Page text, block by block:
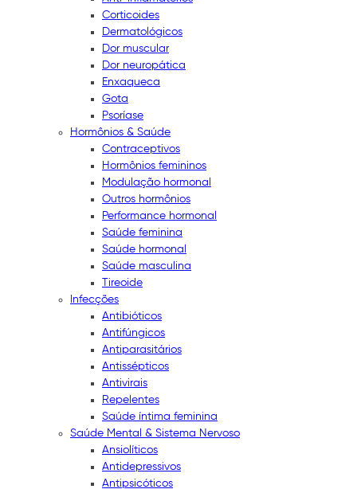
Corticoides
Dermatológicos
Dor muscular
Dor neuropática
Enxaqueca
Gota
Psoríase
Hormônios & Saúde
Contraceptivos
Hormônios femininos
Modulação hormonal
Outros hormônios
Performance hormonal
Saúde feminina
Saúde hormonal
Saúde masculina
Tireoide
Infecções
Antibióticos
Antifúngicos
Antiparasitários
Antissépticos
Antivirais
Repelentes
Saúde íntima feminina
Saúde Mental & Sistema Nervoso
Ansiolíticos
Antidepressivos
Antipsicóticos